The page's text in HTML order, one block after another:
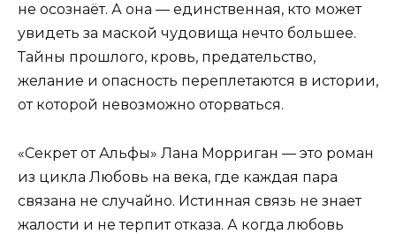
не осознаёт. А она — единственная, кто может
увидеть за маской чудовища нечто большее.
Тайны прошлого, кровь, предательство,
желание и опасность переплетаются в истории,
от которой невозможно оторваться.
«Секрет от Альфы» Лана Морриган — это роман
из цикла Любовь на века, где каждая пара
связана не случайно. Истинная связь не знает
жалости и не терпит отказа. А когда любовь